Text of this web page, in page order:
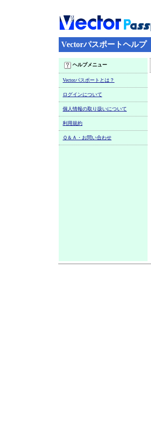
Vectorパスポートヘルプ
ヘルプメニュー
Vectorパスポートとは？
ログインについて
個人情報の取り扱いについて
利用規約
Ｑ＆Ａ・お問い合わせ